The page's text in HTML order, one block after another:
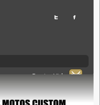
Panier Vide